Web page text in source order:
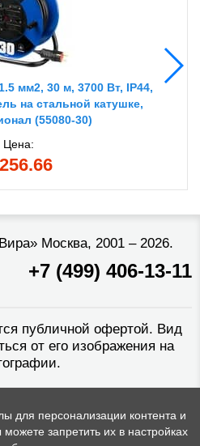
мм2, 30 м, 3700 Вт, IP44,
на стальной катушке,
(55080-30)
Цена:
Москва, 2001 – 2026.
+7 (499) 406-13-11
публичной офертой. Вид
от его изображения на
для персонализации контента и
запретить их в настройках